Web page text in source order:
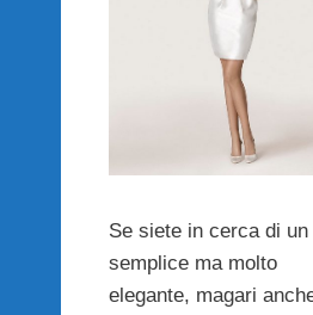
Se siete in cerca di un
semplice ma molto
elegante, magari